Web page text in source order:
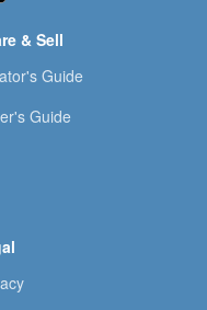
& Sell
Guide
Guide